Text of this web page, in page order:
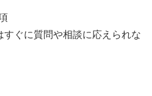
ぐに質問や相談に応えられな